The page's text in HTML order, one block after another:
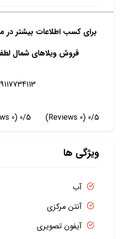
برای کسب اطلاعات بیشتر در
فروش ویلاهای شمال
0/5
(0 Reviews)
0/5
(0 Reviews)
ویژگی ها
آب
آنتن مرکزی
آیفون تصویری